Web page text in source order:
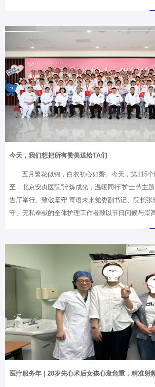
新程！这是惠及2300万吉林人民乃至整个东北地区
实之举，是回应群众“看病难”的民生答卷，更是国
均衡布局的生动实践！京吉握手，共同见证卫生健
宏的医院宣传片《春城之心 疗愈方舟》中拉开序幕
张宏家，长春市政府副市长张春达、副秘书长卢春
革委员会总经济师戴…
今天，我们想把所有赞美送给TA们
五月繁花似锦，白衣初心如磐。今天，第115
至，北京安贞医院“淬炼成光，温暖同行”护士节主
告厅举行。致敬坚守 寄语未来党委副书记、院长张宏家向全院默默坚
守、无私奉献的全体护理工作者致以节日问候与崇
取得，离不开一代代安贞护理人的默默耕耘。今年
年，也是医院的快速发展之年，围绕“打造心血管及
站”这一目标，他对护理团队提出四点希望：一是守
一样关爱病人；二是打牢基础，提升基础护理质量
力医院快速发展；四是传递温暖，提升患者就医体验。礼
光副院长…
医疗服务年 | 20岁先心术后女孩心衰危重，精准射